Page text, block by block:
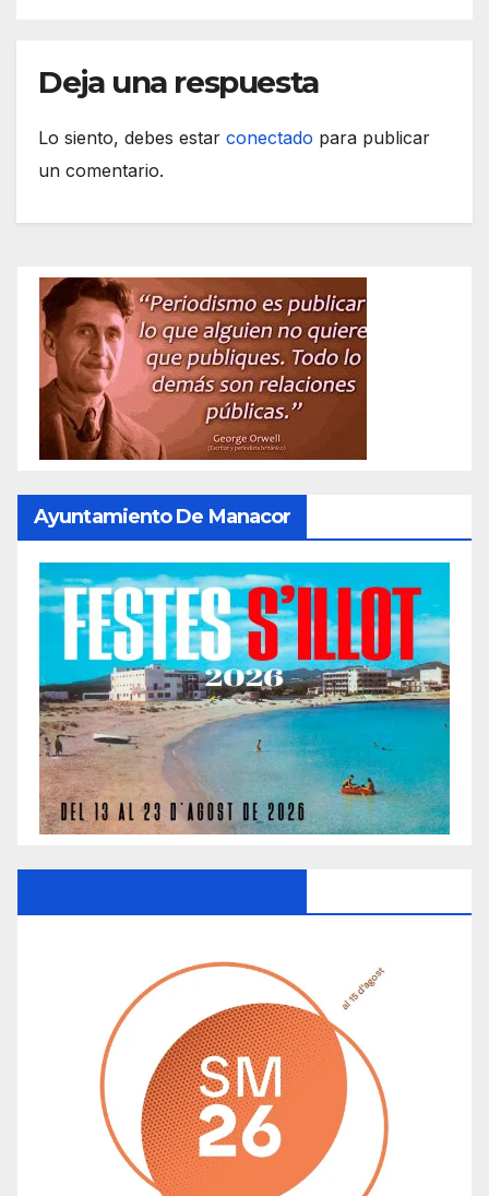
Deja una respuesta
Lo siento, debes estar conectado para publicar
un comentario.
Ayuntamiento De Manacor